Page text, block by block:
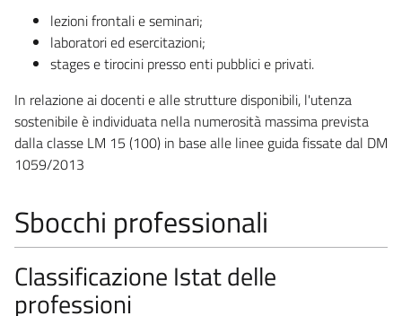
lezioni frontali e seminari;
laboratori ed esercitazioni;
stages e tirocini presso enti pubblici e privati.
In relazione ai docenti e alle strutture disponibili, l'utenza
sostenibile è individuata nella numerosità massima prevista
dalla classe LM 15 (100) in base alle linee guida fissate dal DM
1059/2013
Sbocchi professionali
Classificazione Istat delle
professioni